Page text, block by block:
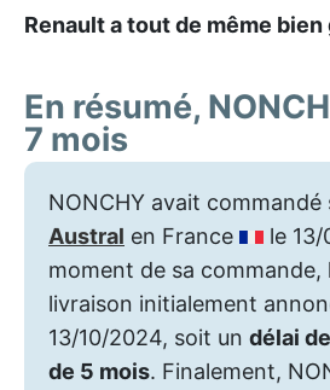
Renault a tout de même bien
En résumé,
7 mois
NONCHY avait commandé
Austral en France
le
moment de sa commande,
livraison initialement
13/10/2024, soit un délai
de 5 mois. Finalement,